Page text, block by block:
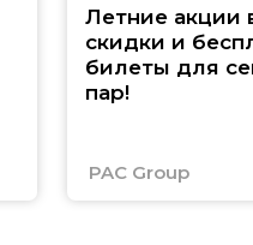
Летние акции
скидки и
билеты для
пар!
PAC Group